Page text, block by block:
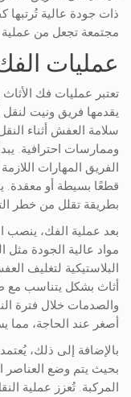
ذات جودة عالية تُرتبها
مجتمعة تجعل من عملية
عمليات
تعتبر عمليات فك
يقدمها فريق ونيت
سلامة العفش أثناء
وممارسات احترافية.
الفريق المهارات
قطعًا بسيطة أو معقدة.
بطريقة تقلل من خطر
بعد عملية الفك، ينصب
مواد عالية الجودة مثل
البلاستيكية لتغليف
أثاث بشكل يتناسب مع
والصدمات خلال فترة
أصغر عند الحاجة، مما
بالإضافة إلى ذلك،
بحيث يتم وضع العناصر
المركبة. تُعزز عملية